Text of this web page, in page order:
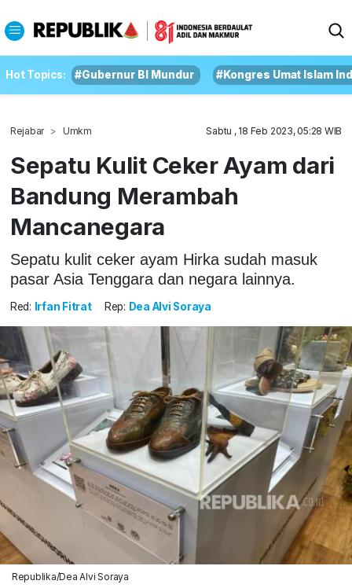
Hot Topics: #Gubernur BI Mundur #Kongres Umat Islam
Rejabar Umkm Sabtu , 18 Feb 2023, 05:28 WIB
Sepatu Kulit Ceker Ayam dari
Bandung Merambah
Mancanegara
Sepatu kulit ceker ayam Hirka sudah masuk
pasar Asia Tenggara dan negara lainnya.
Red: Irfan Fitrat Rep: Dea Alvi Soraya
Republika/Dea Alvi Soraya